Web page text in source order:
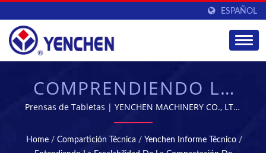
ESPAÑOL
COMPRENDIENDO LA
ESCALABILIDAD DE LA
COMPACTACIÓN DE
Prensas de Tabletas | YENCHEN MACHINERY CO., LTD.
se ha especializado en la fabricación de máquinas
farmacéuticas durante 60 años.
Home / Compartición Técnica / Yenchen Informe Técnico /